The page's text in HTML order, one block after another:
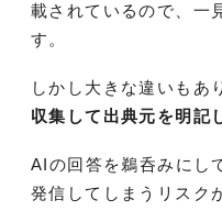
載されているので、一
す。
しかし大きな違いもあ
収集して出典元を明記
AIの回答を鵜呑みにし
発信してしまうリスク